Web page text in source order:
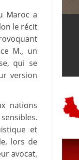
Maroc a
le récit
M., un
qui se
version
nations
et
lors de
avocat,